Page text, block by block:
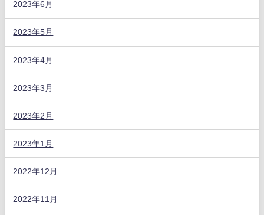
2023年6月
2023年5月
2023年4月
2023年3月
2023年2月
2023年1月
2022年12月
2022年11月